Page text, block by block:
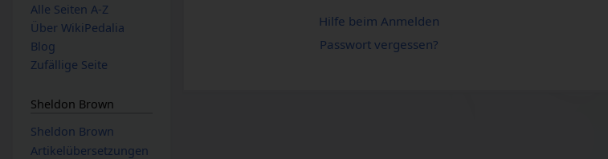
Hilfe beim Anmelden
Passwort vergessen?
Alle Seiten A-Z
Über WikiPedalia
Blog
Zufällige Seite
Sheldon Brown
Sheldon Brown
Artikelübersetzungen